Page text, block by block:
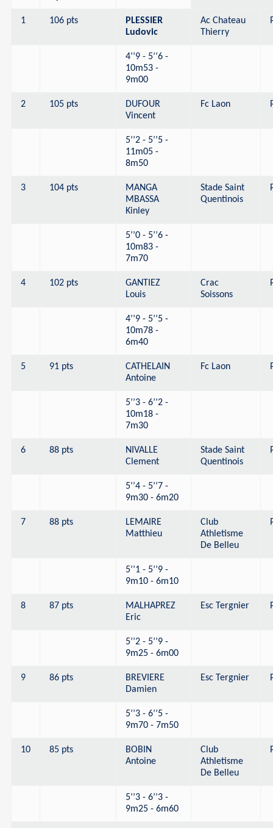
1 106 pts
PLESSIER
Ludovic
Ac Chateau
Thierry
4’’9 - 5’’6 -
10m53 -
9m00
2 105 pts
DUFOUR
Vincent
Fc Laon
5’’2 - 5’’5 -
11m05 -
8m50
3 104 pts
MANGA
MBASSA
Kinley
Stade Saint
Quentinois
5’’0 - 5’’6 -
10m83 -
7m70
4 102 pts
GANTIEZ
Louis
Crac
Soissons
4’’9 - 5’’5 -
10m78 -
6m40
5 91 pts
CATHELAIN
Antoine
Fc Laon
5’’3 - 6’’2 -
10m18 -
7m30
6 88 pts
NIVALLE
Clement
Stade Saint
Quentinois
5’’4 - 5’’7 -
9m30 - 6m20
7 88 pts
LEMAIRE
Matthieu
Club
Athletisme
De Belleu
5’’1 - 5’’9 -
9m10 - 6m10
8 87 pts
MALHAPREZ
Eric
Esc Tergnier
5’’2 - 5’’9 -
9m25 - 6m00
9 86 pts
BREVIERE
Damien
Esc Tergnier
5’’3 - 6’’5 -
9m70 - 7m50
10 85 pts
BOBIN
Antoine
Club
Athletisme
De Belleu
5’’3 - 6’’3 -
9m25 - 6m60